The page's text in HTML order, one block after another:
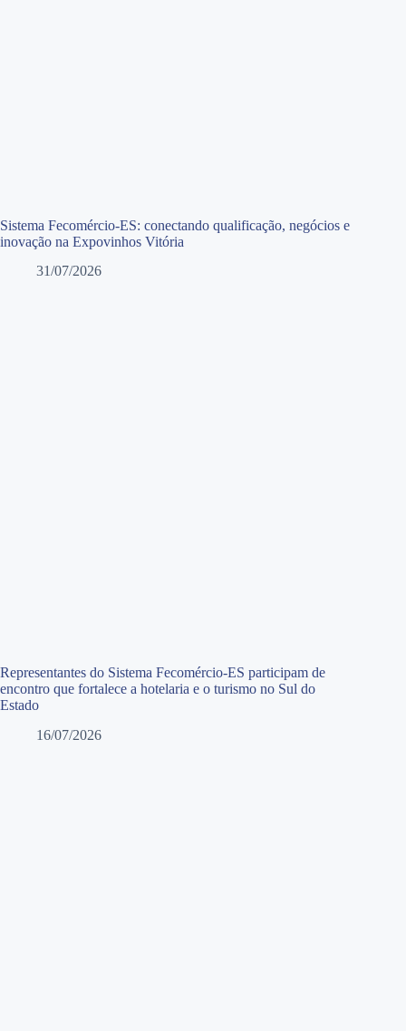
Sistema Fecomércio-ES: conectando qualificação, negócios e
inovação na Expovinhos Vitória
31/07/2026
Representantes do Sistema Fecomércio-ES participam de
encontro que fortalece a hotelaria e o turismo no Sul do
Estado
16/07/2026